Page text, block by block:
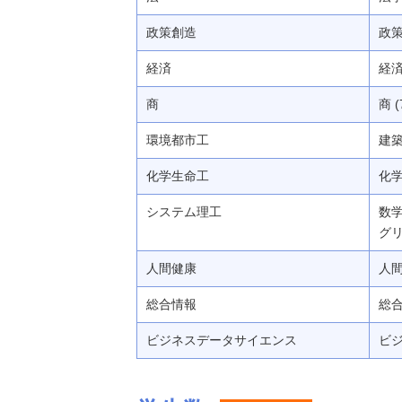
政策創造 政
経済 経
商 商
環境都市工 建
化学生命工 化
システム理工
数
グ
人間健康 人
総合情報 総
ビジネスデータサイエンス ビ